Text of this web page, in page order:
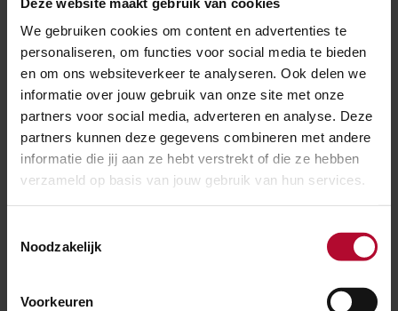
We gebruiken cookies om content en advertenties te
personaliseren, om functies voor social media te bieden
en om ons websiteverkeer te analyseren. Ook delen we
informatie over jouw gebruik van onze site met onze
partners voor social media, adverteren en analyse. Deze
partners kunnen deze gegevens combineren met andere
informatie die jij aan ze hebt verstrekt of die ze hebben
verzameld op basis van jouw gebruik van hun services.
Noodzakelijk
Voorkeuren
ideeën elkaar lijken aan te vullen. Eigenlijk kun je alle
toepassingen in één station verwerken.’
Van Hollandse bodem
ontwierpen samen het ‘natuurlijke station’. Architect
Leonie Welling tekende een station met natuurlijke
materialen – lokaal hout, wanden van gestampt riet
Veenhoven. Bijzonder is bijvoorbeeld het gebruik van
beton. Dit is goed te verwerken in bijvoorbeeld de